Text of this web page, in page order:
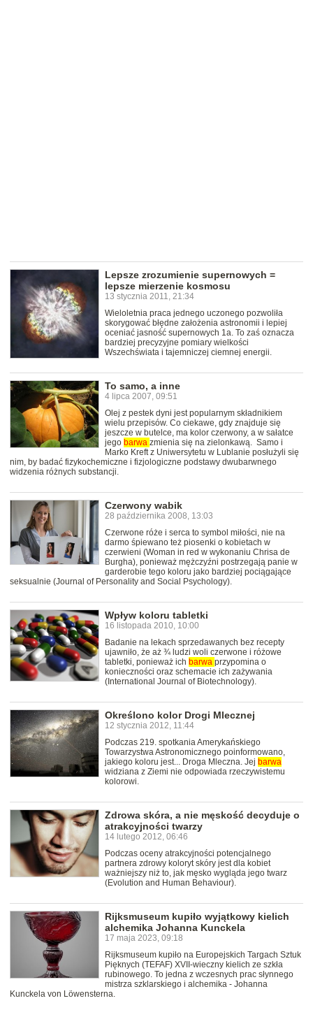
Lepsze zrozumienie supernowych =
lepsze mierzenie kosmosu
13 stycznia 2011, 21:34
Wieloletnia praca jednego uczonego pozwoliła
skorygować błędne założenia astronomii i lepiej
oceniać jasność supernowych 1a. To zaś oznacza
bardziej precyzyjne pomiary wielkości
Wszechświata i tajemniczej ciemnej energii.
To samo, a inne
4 lipca 2007, 09:51
Olej z pestek dyni jest popularnym składnikiem
wielu przepisów. Co ciekawe, gdy znajduje się
jeszcze w butelce, ma kolor czerwony, a w sałatce
jego barwa zmienia się na zielonkawą. Samo i
Marko Kreft z Uniwersytetu w Lublanie posłużyli się
nim, by badać fizykochemiczne i fizjologiczne podstawy dwubarwnego
widzenia różnych substancji.
Czerwony wabik
28 października 2008, 13:03
Czerwone róże i serca to symbol miłości, nie na
darmo śpiewano też piosenki o kobietach w
czerwieni (Woman in red w wykonaniu Chrisa de
Burgha), ponieważ mężczyźni postrzegają panie w
garderobie tego koloru jako bardziej pociągające
seksualnie (Journal of Personality and Social Psychology).
Wpływ koloru tabletki
16 listopada 2010, 10:00
Badanie na lekach sprzedawanych bez recepty
ujawniło, że aż ¾ ludzi woli czerwone i różowe
tabletki, ponieważ ich barwa przypomina o
konieczności oraz schemacie ich zażywania
(International Journal of Biotechnology).
Określono kolor Drogi Mlecznej
12 stycznia 2012, 11:44
Podczas 219. spotkania Amerykańskiego
Towarzystwa Astronomicznego poinformowano,
jakiego koloru jest... Droga Mleczna. Jej barwa
widziana z Ziemi nie odpowiada rzeczywistemu
kolorowi.
Zdrowa skóra, a nie męskość decyduje o
atrakcyjności twarzy
14 lutego 2012, 06:46
Podczas oceny atrakcyjności potencjalnego
partnera zdrowy koloryt skóry jest dla kobiet
ważniejszy niż to, jak męsko wygląda jego twarz
(Evolution and Human Behaviour).
Rijksmuseum kupiło wyjątkowy kielich
alchemika Johanna Kunckela
17 maja 2023, 09:18
Rijksmuseum kupiło na Europejskich Targach Sztuk
Pięknych (TEFAF) XVII-wieczny kielich ze szkła
rubinowego. To jedna z wczesnych prac słynnego
mistrza szklarskiego i alchemika - Johanna
Kunckela von Löwensterna.